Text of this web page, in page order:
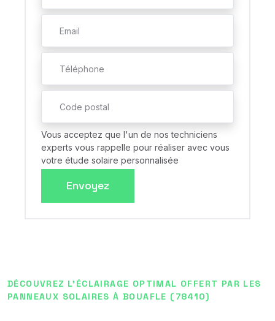
Vous acceptez que l'un de nos techniciens
experts vous rappelle pour réaliser avec vous
votre étude solaire personnalisée
Envoyez
DÉCOUVREZ L'ÉCLAIRAGE OPTIMAL OFFERT PAR LES
PANNEAUX SOLAIRES À BOUAFLE (78410)